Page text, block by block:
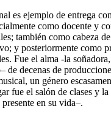
es ejemplo de entrega
como docente y
también como cabeza
y posteriormente como
Fue el alma -la
de decenas de
un género
fue el salón de clases y la
en su vida–.